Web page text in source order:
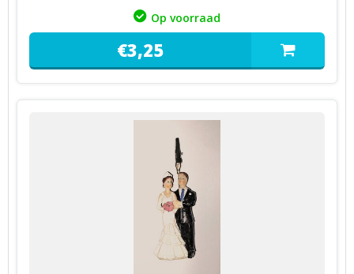
Op voorraad
€3,25